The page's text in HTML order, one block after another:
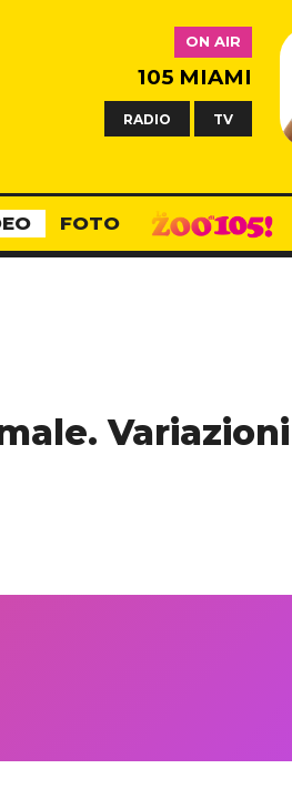
ON AIR
105 MIAMI
RADIO TV
FOTO
Variazioni